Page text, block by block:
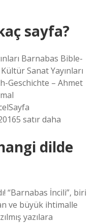
sayfa?
Barnabas Bible-
Sanat Yayınları
Geschichte – Ahmet
satır daha
dilde
“Barnabas İncili”, biri
ve büyük ihtimalle
yazılara